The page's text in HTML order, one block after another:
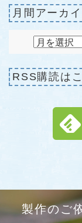
月間アーカ
RSS購読は
製作のご